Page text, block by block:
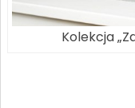
Kolekcja